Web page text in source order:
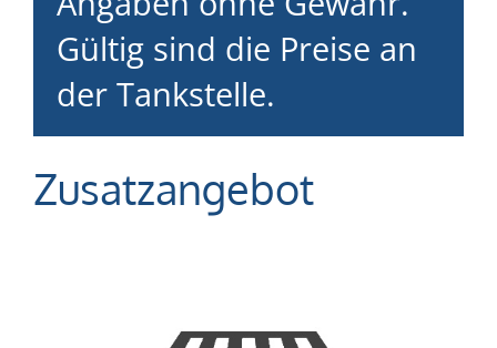
Gültig sind die Preise an
der Tankstelle.
Zusatzangebot